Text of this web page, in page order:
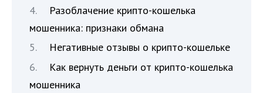
Разоблачение крипто-кошелька
мошенника: признаки обмана
Негативные отзывы о крипто-кошельке
Как вернуть деньги от крипто-кошелька
мошенника